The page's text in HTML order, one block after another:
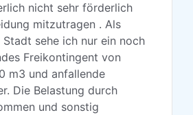
nicht sehr förderlich
mitzutragen . Als
sehe ich nur ein noch
Freikontingent von
m3 und anfallende
Die Belastung durch
und sonstig